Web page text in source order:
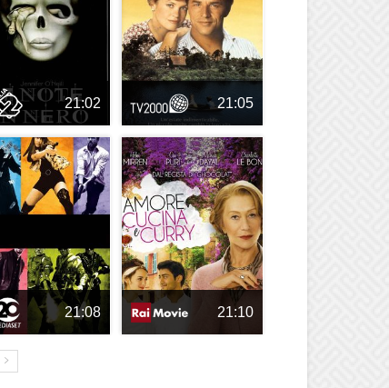
21:02 21:05
21:08 21:10